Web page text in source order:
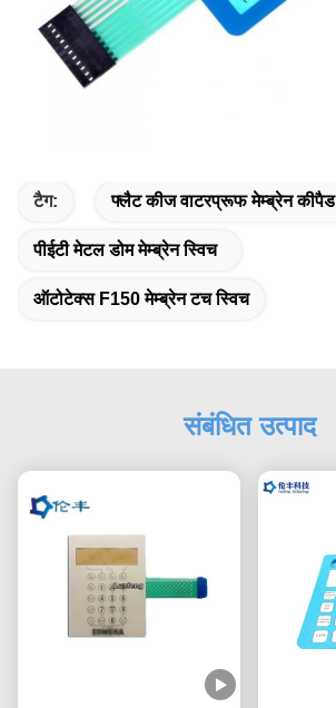
टैग: फ्लैट कीज वाटरप्रूफ मेम्ब्रेन कीपैड
पीईटी मेटल डोम मेम्ब्रेन स्विच
ऑटोटेक्स F150 मेम्ब्रेन टच स्विच
संबंधित उत्पाद